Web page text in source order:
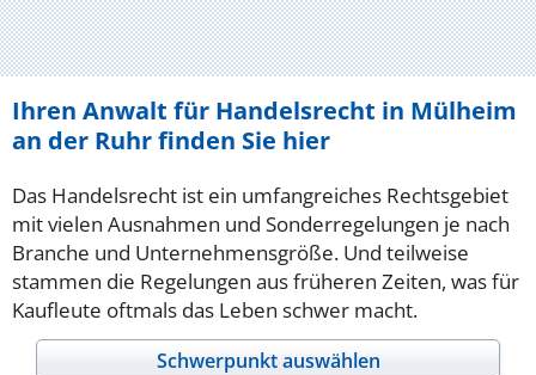
Ihren Anwalt für Handelsrecht in Mülheim
an der Ruhr finden Sie hier
Das Handelsrecht ist ein umfangreiches Rechtsgebiet
mit vielen Ausnahmen und Sonderregelungen je nach
Branche und Unternehmensgröße. Und teilweise
stammen die Regelungen aus früheren Zeiten, was für
Kaufleute oftmals das Leben schwer macht.
Schwerpunkt auswählen